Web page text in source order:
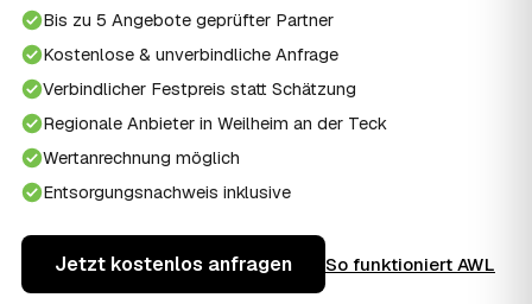
Bis zu 5 Angebote geprüfter Partner
Kostenlose & unverbindliche Anfrage
Verbindlicher Festpreis statt Schätzung
Regionale Anbieter in Weilheim an der Teck
Wertanrechnung möglich
Entsorgungsnachweis inklusive
Jetzt kostenlos anfragen So funktioniert AWL